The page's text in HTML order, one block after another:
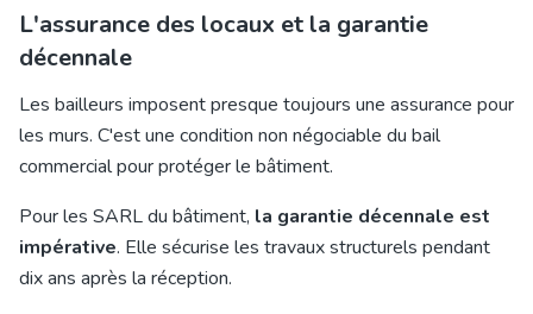
L'assurance des locaux et la garantie
décennale
Les bailleurs imposent presque toujours une assurance pour
les murs. C'est une condition non négociable du bail
commercial pour protéger le bâtiment.
Pour les SARL du bâtiment, la garantie décennale est
impérative. Elle sécurise les travaux structurels pendant
dix ans après la réception.